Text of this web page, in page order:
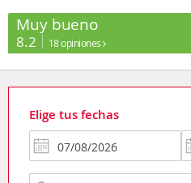
Muy bueno
8.2 18 opiniones
Elige tus fechas